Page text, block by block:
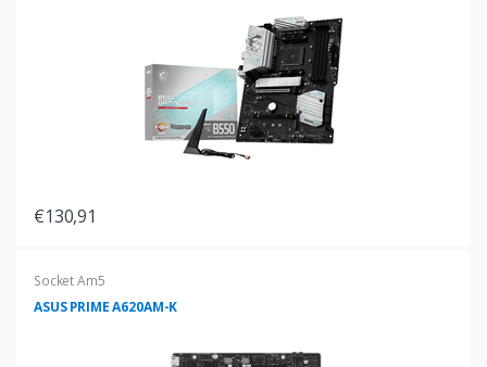
€130,91
Socket Am5
ASUS PRIME A620AM-K